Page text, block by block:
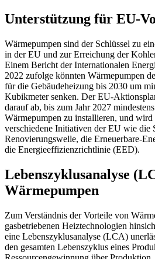
Unterstützung für EU-
Wärmepumpen sind der Schlüssel zu
in der EU und zur Erreichung der
Einem Bericht der Internationalen
2022 zufolge könnten Wärmepumpen
für die Gebäudeheizung bis 2030 um
Kubikmeter senken. Der EU-
darauf ab, bis zum Jahr 2027
Wärmepumpen zu installieren, und wird
verschiedene Initiativen der EU wie die
Renovierungswelle, die Erneuerbare-
die Energieeffizienzrichtlinie (EED).
Lebenszyklusanalyse
Wärmepumpen
Zum Verständnis der Vorteile von
gasbetriebenen Heiztechnologien
eine Lebenszyklusanalyse (LCA)
den gesamten Lebenszyklus eines